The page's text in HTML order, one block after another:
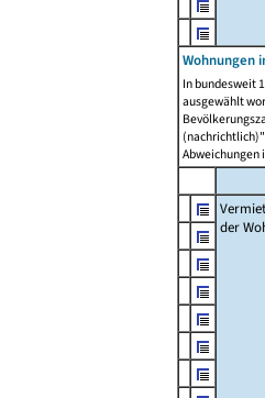
Wohnungen
In bundesweit
ausgewählt
Abweichungen
der